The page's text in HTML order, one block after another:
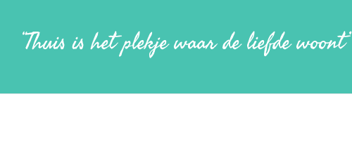
“Thuis is het plekje waar de liefde woont”